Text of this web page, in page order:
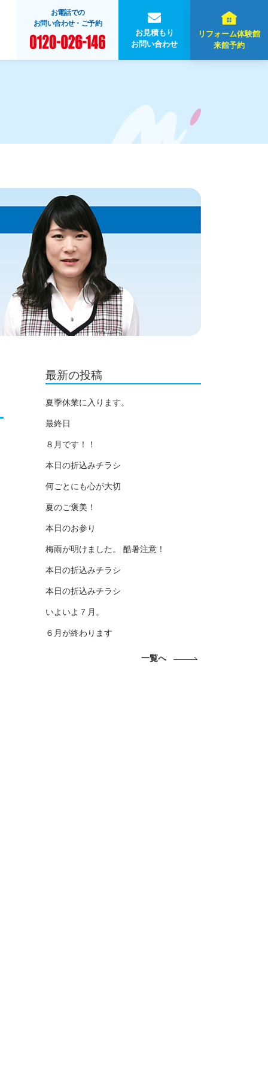
お電話での
お問い合わせ・ご予約
お見積もり
お問い合わせ
リフォーム体験館
来館予約
最新の投稿
夏季休業に入ります。
最終日
８月です！！
本日の折込みチラシ
何ごとにも心が大切
夏のご褒美！
本日のお参り
梅雨が明けました。 酷暑注意！
本日の折込みチラシ
本日の折込みチラシ
いよいよ７月。
６月が終わります
一覧へ